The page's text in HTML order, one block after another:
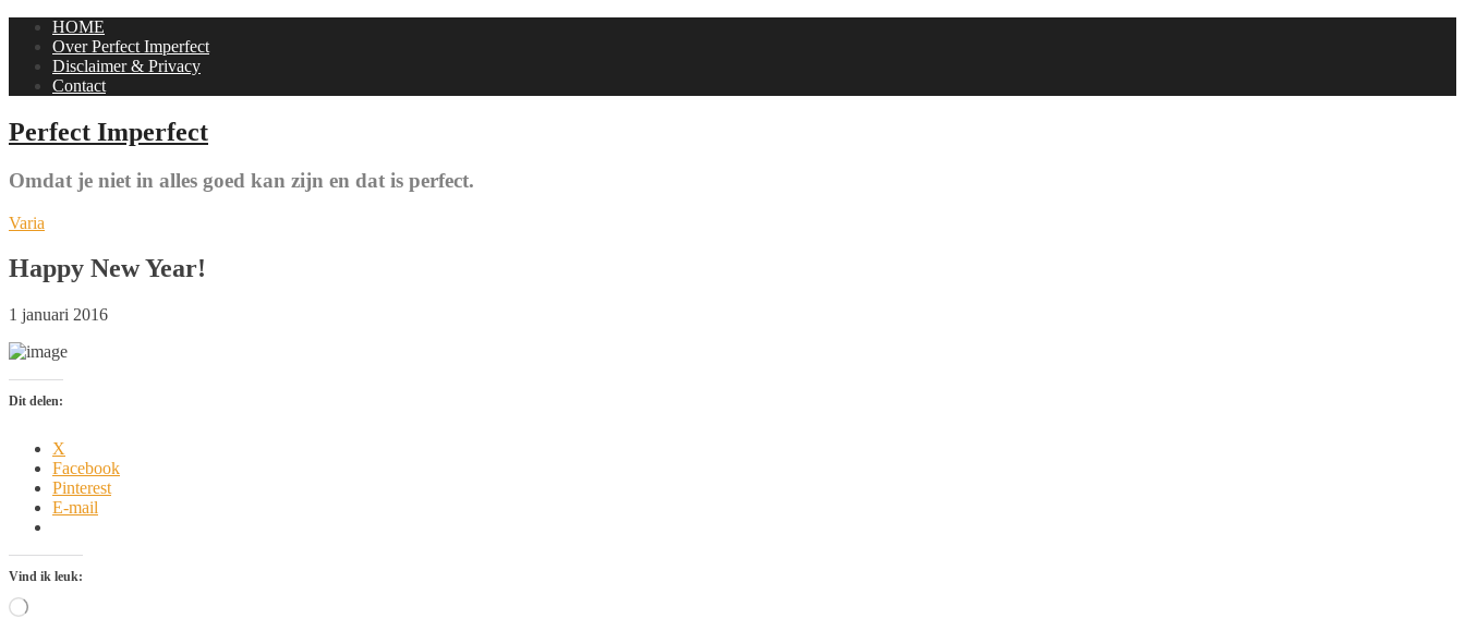
HOME
Over Perfect Imperfect
Disclaimer & Privacy
Contact
Perfect Imperfect
Omdat je niet in alles goed kan zijn en dat is perfect.
Varia
Happy New Year!
1 januari 2016
Dit delen:
X
Facebook
Pinterest
E-mail
Vind ik leuk:
Aan